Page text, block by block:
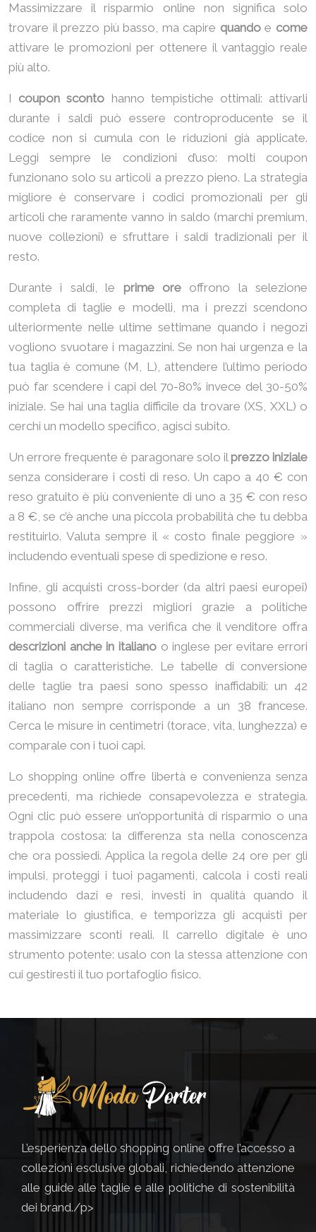
Massimizzare il risparmio online non significa solo
trovare il prezzo più basso, ma capire quandoe come
attivare le promozioni per ottenere il vantaggio reale
più alto.
I coupon sconto hanno tempistiche ottimali: attivarli
durante i saldi può essere controproducente se il
codice non si cumula con le riduzioni già applicate.
Leggi sempre le condizioni d’uso: molti coupon
funzionano solo su articoli a prezzo pieno. La strategia
migliore è conservare i codici promozionali per gli
articoli che raramente vanno in saldo (marchi premium,
nuove collezioni) e sfruttare i saldi tradizionali per il
resto.
Durante i saldi, le prime oreoffrono la selezione
completa di taglie e modelli, ma i prezzi scendono
ulteriormente nelle ultime settimane quando i negozi
vogliono svuotare i magazzini. Se non hai urgenza e la
tua taglia è comune (M, L), attendere l’ultimo periodo
può far scendere i capi del 70-80% invece del 30-50%
iniziale. Se hai una taglia difficile da trovare (XS, XXL) o
cerchi un modello specifico, agisci subito.
Un errore frequente è paragonare solo il prezzo iniziale
senza considerare i costi di reso. Un capo a 40 € con
reso gratuito è più conveniente di uno a 35 € con reso
a 8 €, se c’è anche una piccola probabilità che tu debba
restituirlo. Valuta sempre il « costo finale peggiore »
includendo eventuali spese di spedizione e reso.
Infine, gli acquisti cross-border (da altri paesi europei)
possono offrire prezzi migliori grazie a politiche
commerciali diverse, ma verifica che il venditore offra
descrizioni anche in italianoo inglese per evitare errori
di taglia o caratteristiche. Le tabelle di conversione
delle taglie tra paesi sono spesso inaffidabili: un 42
italiano non sempre corrisponde a un 38 francese.
Cerca le misure in centimetri (torace, vita, lunghezza) e
comparale con i tuoi capi.
Lo shopping online offre libertà e convenienza senza
precedenti, ma richiede consapevolezza e strategia.
Ogni clic può essere un’opportunità di risparmio o una
trappola costosa: la differenza sta nella conoscenza
che ora possiedi. Applica la regola delle 24 ore per gli
impulsi, proteggi i tuoi pagamenti, calcola i costi reali
includendo dazi e resi, investi in qualità quando il
materiale lo giustifica, e temporizza gli acquisti per
massimizzare sconti reali. Il carrello digitale è uno
strumento potente: usalo con la stessa attenzione con
cui gestiresti il tuo portafoglio fisico.
L’esperienza dello shopping online offre l’accesso a
collezioni esclusive globali, richiedendo attenzione
alle guide alle taglie e alle politiche di sostenibilità
dei brand./p>